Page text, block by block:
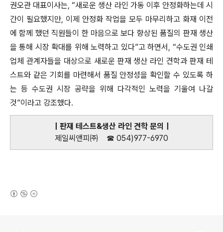
권오관 대표이사는, “새로운 생산 라인 가동 이후 안정화하는데 시
간이 필요했지만, 이제 안정화 작업을 모두 마무리하고 화재 이전
에 함께 했던 직원들이 한 마음으로 보다 향상된 품질의 판재 생산
을 통해 시장 확대를 위해 노력하고 있다”고 하면서, “수도권 인쇄
업체 관계자들을 대상으로 새로운 판재 생산 라인 견학과 판재 테
스트와 같은 기회를 마련해서 품질 안정성을 확인할 수 있도록 하
는 등 수도권 시장 공략을 위해 다각적인 노력을 기울여 나갈
것”이라고 강조했다.
｜판재 테스트&생산 라인 견학 문의｜
제일씨앤피㈜ ☎ 054)977-6970